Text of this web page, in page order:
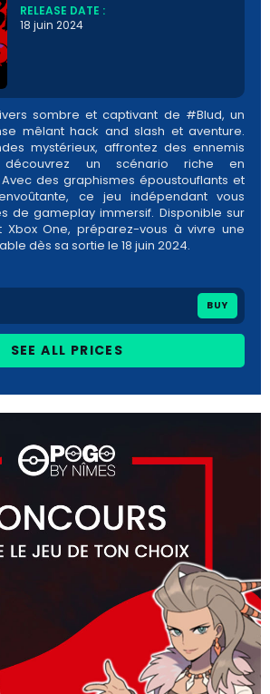
RELEASE DATE :
18 juin 2024
sombre et captivant de #Blud, un
mêlant hack and slash et aventure.
mystérieux, affrontez des ennemis
un scénario riche en
des graphismes époustouflants et
ce jeu indépendant vous
de gameplay immersif. Disponible sur
Xbox One, préparez-vous à vivre une
dès sa sortie le 18 juin 2024.
BUY
SEE ALL PRICES